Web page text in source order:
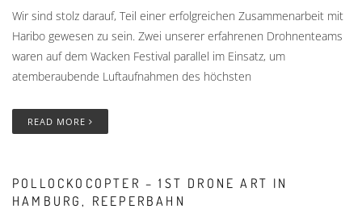
Wir sind stolz darauf, Teil einer erfolgreichen Zusammenarbeit mit
Haribo gewesen zu sein. Zwei unserer erfahrenen Drohnenteams
waren auf dem Wacken Festival parallel im Einsatz, um
atemberaubende Luftaufnahmen des höchsten
READ MORE
POLLOCKOCOPTER – 1ST DRONE ART IN
HAMBURG, REEPERBAHN